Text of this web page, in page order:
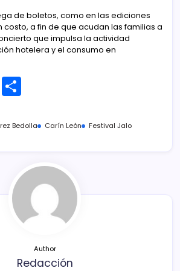
de boletos, como en las ediciones
costo, a fin de que acudan las familias a
que impulsa la actividad
hotelera y el consumo en
E
m
m
ar
tir
Bedolla Carín León Festival Jalo
Author
Redacción